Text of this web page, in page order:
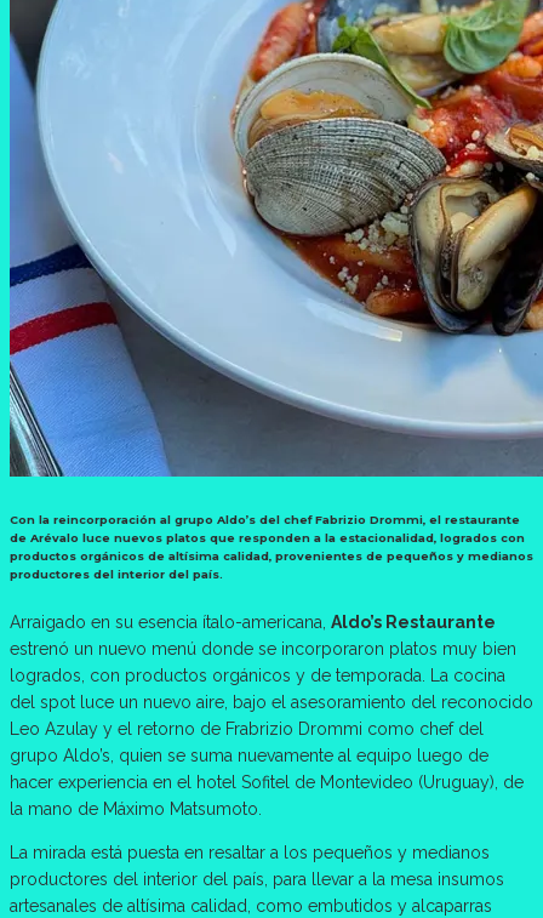
Con la reincorporación al grupo Aldo’s del chef Fabrizio Drommi, el restaurante
de Arévalo luce nuevos platos que responden a la estacionalidad, logrados con
productos orgánicos de altísima calidad, provenientes de pequeños y medianos
productores del interior del país.
Arraigado en su esencia ítalo-americana, Aldo’s Restaurante
estrenó un nuevo menú donde se incorporaron platos muy bien
logrados, con productos orgánicos y de temporada. La cocina
del spot luce un nuevo aire, bajo el asesoramiento del reconocido
Leo Azulay y el retorno de Frabrizio Drommi como chef del
grupo Aldo’s, quien se suma nuevamente al equipo luego de
hacer experiencia en el hotel Sofitel de Montevideo (Uruguay), de
la mano de Máximo Matsumoto.
La mirada está puesta en resaltar a los pequeños y medianos
productores del interior del país, para llevar a la mesa insumos
artesanales de altísima calidad, como embutidos y alcaparras